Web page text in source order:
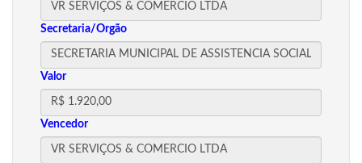
Secretaria/Orgão
Valor
Vencedor